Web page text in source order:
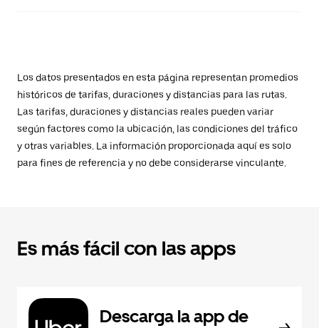
Los datos presentados en esta página representan promedios
históricos de tarifas, duraciones y distancias para las rutas.
Las tarifas, duraciones y distancias reales pueden variar
según factores como la ubicación, las condiciones del tráfico
y otras variables. La información proporcionada aquí es solo
para fines de referencia y no debe considerarse vinculante.
Es más fácil con las apps
Descarga la app de